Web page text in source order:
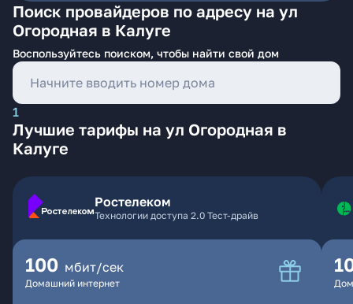
Поиск провайдеров по адресу на ул
Огородная в Калуге
Воспользуйтесь поиском, чтобы найти свой дом
1
Лучшие тарифы на ул Огородная в
Калуге
Ростелеком
Технологии доступа 2.0 Тест-драйв
100 мбит/сек
Домашний интернет